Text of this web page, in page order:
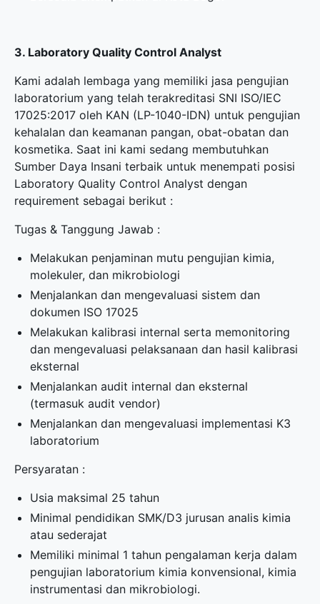
3. Laboratory Quality Control Analyst
Kami adalah lembaga yang memiliki jasa pengujian
laboratorium yang telah terakreditasi SNI ISO/IEC
17025:2017 oleh KAN (LP-1040-IDN) untuk pengujian
kehalalan dan keamanan pangan, obat-obatan dan
kosmetika. Saat ini kami sedang membutuhkan
Sumber Daya Insani terbaik untuk menempati posisi
Laboratory Quality Control Analyst dengan
requirement sebagai berikut :
Tugas & Tanggung Jawab :
Melakukan penjaminan mutu pengujian kimia,
molekuler, dan mikrobiologi
Menjalankan dan mengevaluasi sistem dan
dokumen ISO 17025
Melakukan kalibrasi internal serta memonitoring
dan mengevaluasi pelaksanaan dan hasil kalibrasi
eksternal
Menjalankan audit internal dan eksternal
(termasuk audit vendor)
Menjalankan dan mengevaluasi implementasi K3
laboratorium
Persyaratan :
Usia maksimal 25 tahun
Minimal pendidikan SMK/D3 jurusan analis kimia
atau sederajat
Memiliki minimal 1 tahun pengalaman kerja dalam
pengujian laboratorium kimia konvensional, kimia
instrumentasi dan mikrobiologi.